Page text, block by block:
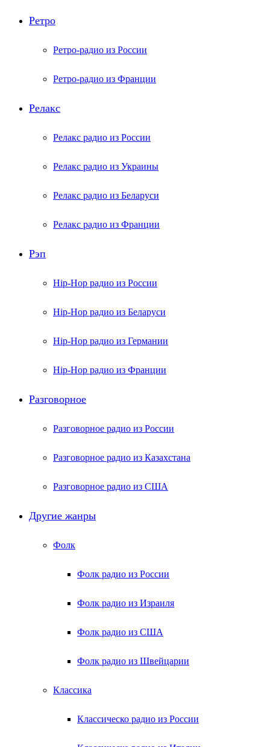
Ретро
Ретро-радио из России
Ретро-радио из Франции
Релакс
Релакс радио из России
Релакс радио из Украины
Релакс радио из Беларуси
Релакс радио из Франции
Рэп
Hip-Hop радио из России
Hip-Hop радио из Беларуси
Hip-Hop радио из Германии
Hip-Hop радио из Франции
Разговорное
Разговорное радио из России
Разговорное радио из Казахстана
Разговорное радио из США
Другие жанры
Фолк
Фолк радио из России
Фолк радио из Израиля
Фолк радио из США
Фолк радио из Швейцарии
Классика
Классическо радио из России